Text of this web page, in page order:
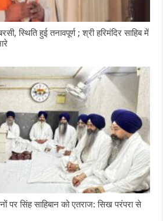
स्थिति हुई तनावपूर्ण ; श्री हरिमंदिर साहिब में
पर सिंह साहिबान को एतराज: सिख परंपरा से